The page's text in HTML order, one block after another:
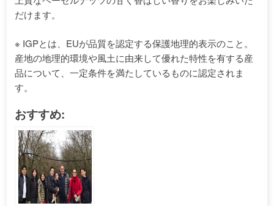
だけます。
※ IGPとは、EUが品質を認定する保護地理的表示のこと。
産地の地理的環境や風土に由来して優れた特性を有する産
品について、一定条件を満たしているものに認定されま
す。
おすすめ: